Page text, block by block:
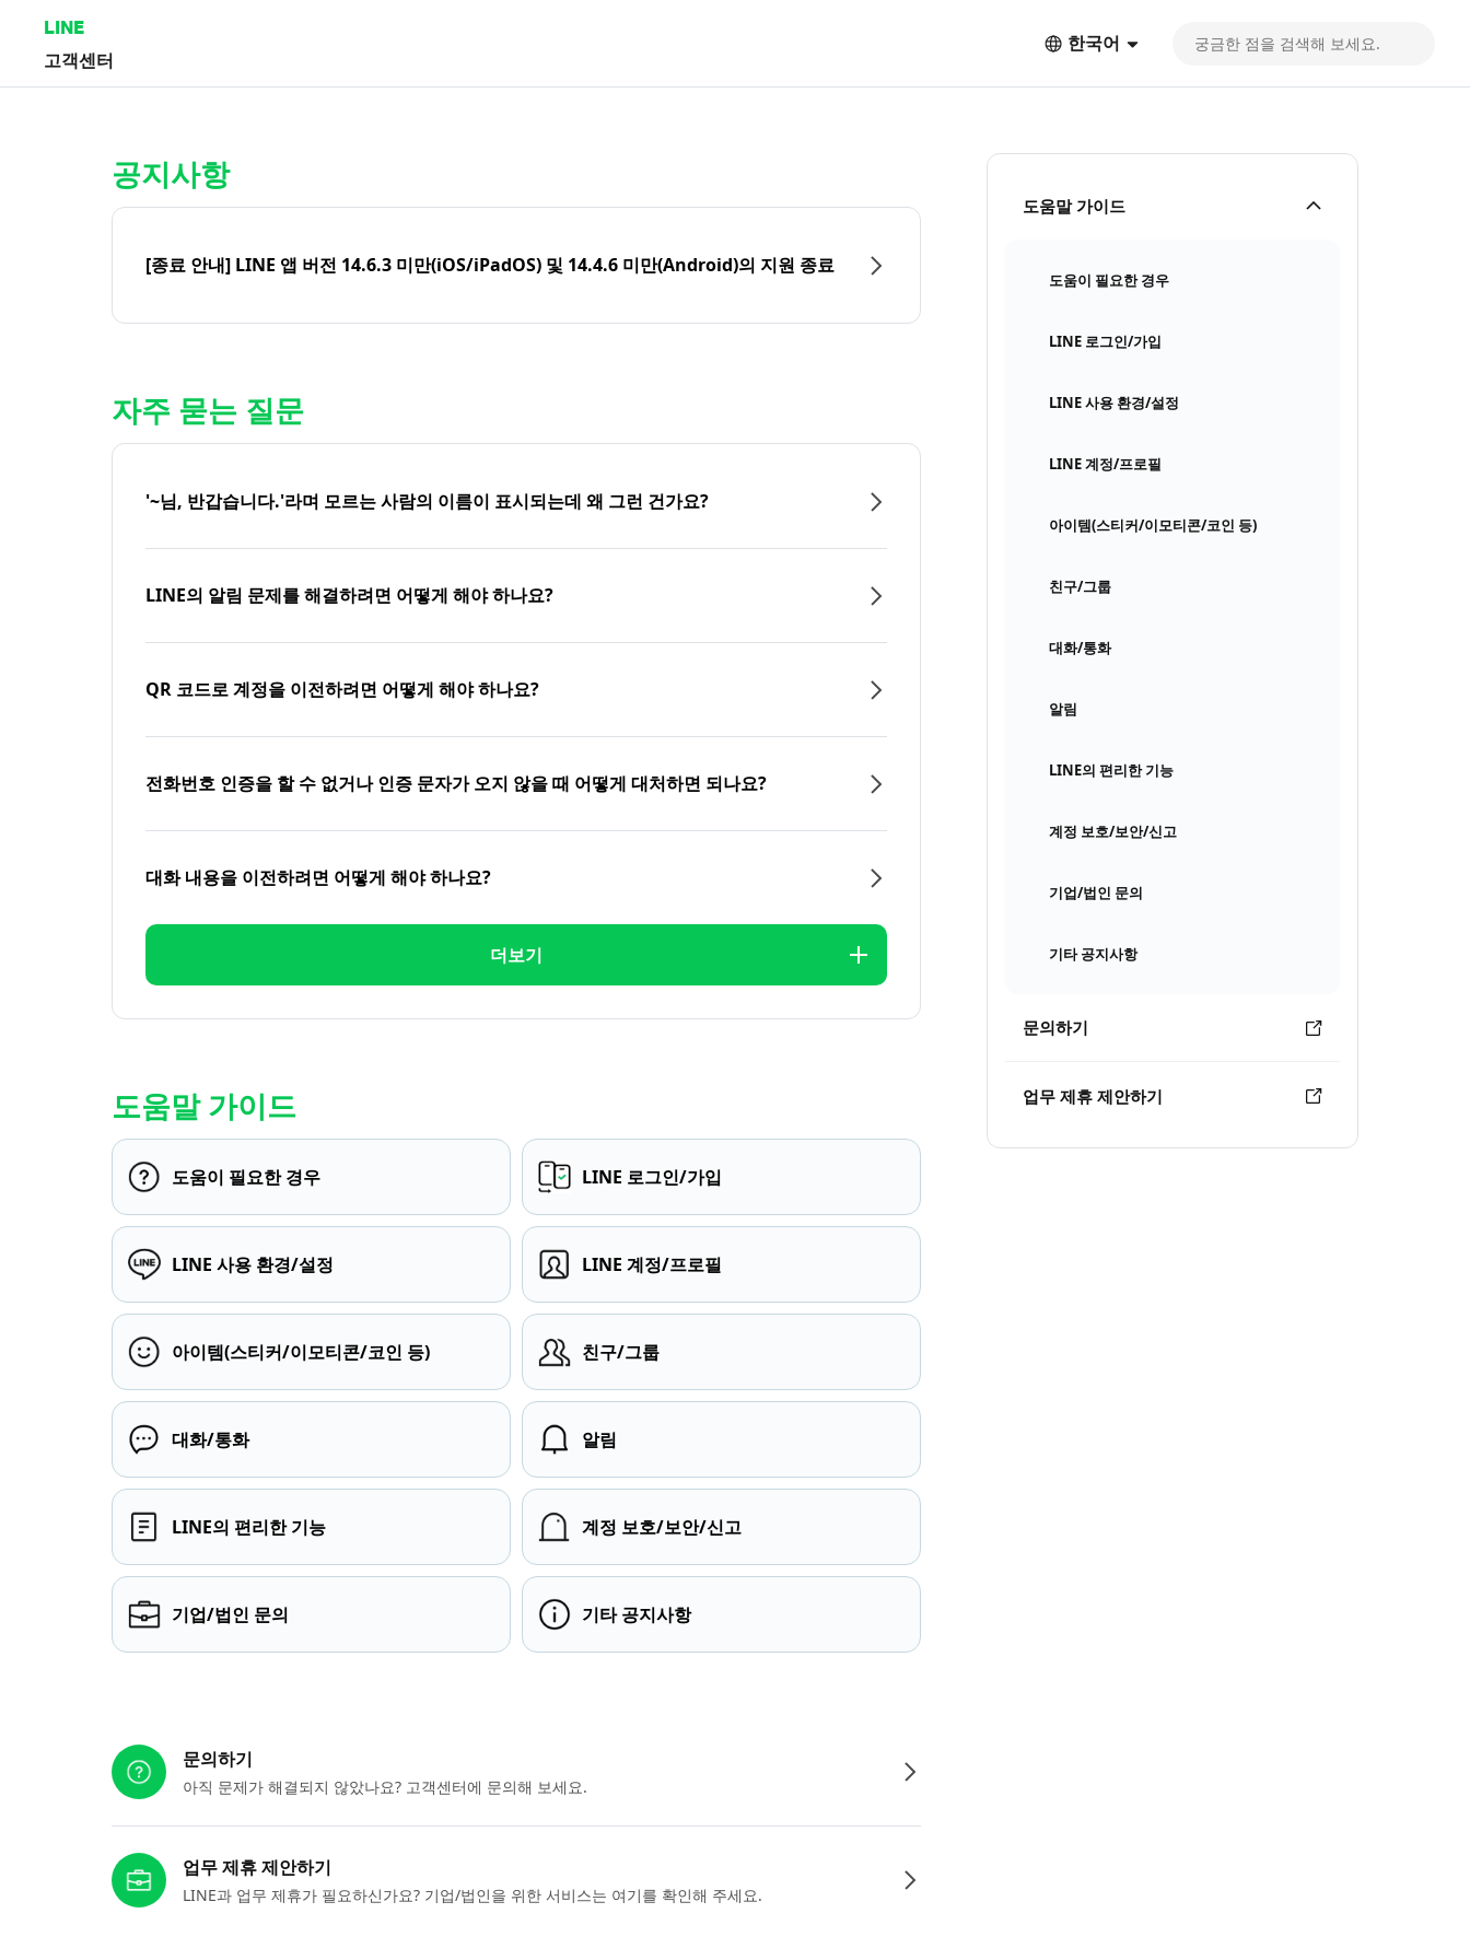
LINE
고객센터
한국어
도움말 가이드
도움이 필요한 경우
LINE 로그인/가입
LINE 사용 환경/설정
LINE 계정/프로필
아이템(스티커/이모티콘/코인 등)
친구/그룹
대화/통화
알림
LINE의 편리한 기능
계정 보호/보안/신고
기업/법인 문의
기타 공지사항
문의하기
업무 제휴 제안하기
공지사항
[종료 안내] LINE 앱 버전 14.6.3 미만(iOS/iPadOS) 및 14.4.6 미만(Android)의 지원 종료
자주 묻는 질문
'~님, 반갑습니다.'라며 모르는 사람의 이름이 표시되는데 왜 그런 건가요?
LINE의 알림 문제를 해결하려면 어떻게 해야 하나요?
QR 코드로 계정을 이전하려면 어떻게 해야 하나요?
전화번호 인증을 할 수 없거나 인증 문자가 오지 않을 때 어떻게 대처하면 되나요?
대화 내용을 이전하려면 어떻게 해야 하나요?
더보기
도움말 가이드
도움이 필요한 경우 LINE 로그인/가입
LINE 사용 환경/설정 LINE 계정/프로필
아이템(스티커/이모티콘/코인 등) 친구/그룹
대화/통화 알림
LINE의 편리한 기능 계정 보호/보안/신고
기업/법인 문의 기타 공지사항
문의하기
아직 문제가 해결되지 않았나요? 고객센터에 문의해 보세요.
업무 제휴 제안하기
LINE과 업무 제휴가 필요하신가요? 기업/법인을 위한 서비스는 여기를 확인해 주세요.